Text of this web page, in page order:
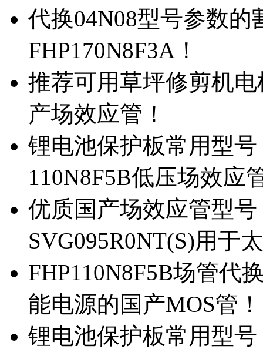
代换04N08型号参数
FHP170N8F3A！
推荐可用草坪修剪机电
产场效应管！
锂电池保护板常用型号
110N8F5B低压场效应
优质国产场效应管型
SVG095R0NT(S)用于
FHP110N8F5B场管代
能电源的国产MOS管！
锂电池保护板常用型